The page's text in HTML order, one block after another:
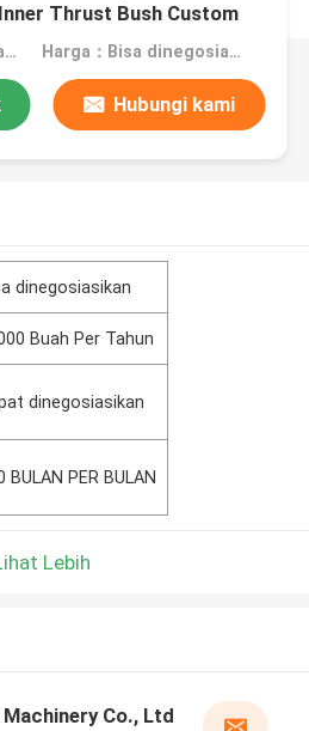
Thrust Bush Custom
MOQ：Dapat dinegosiasikan Harga：Bisa dinegosiasikan
Hubungi kami
dinegosiasikan
Buah Per Tahun
dinegosiasikan
BULAN PER BULAN
Lebih
Machinery Co., Ltd